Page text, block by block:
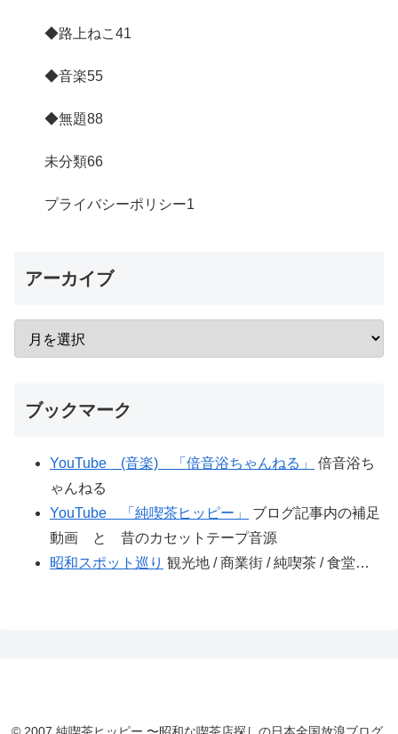
◆路上ねこ 41
◆音楽55
◆無題88
未分類66
プライバシーポリシー1
アーカイブ
ブックマーク
YouTube (音楽) 「倍音浴ちゃんねる」
倍音浴ち
ゃんねる
YouTube 「純喫茶ヒッピー」
ブログ記事内の補足
動画 と 昔のカセットテープ音源
昭和スポット巡り 観光地 / 商業街 / 純喫茶 / 食堂…
© 2007 純喫茶ヒッピー 〜昭和な喫茶店探しの日本全国放浪ブログ.